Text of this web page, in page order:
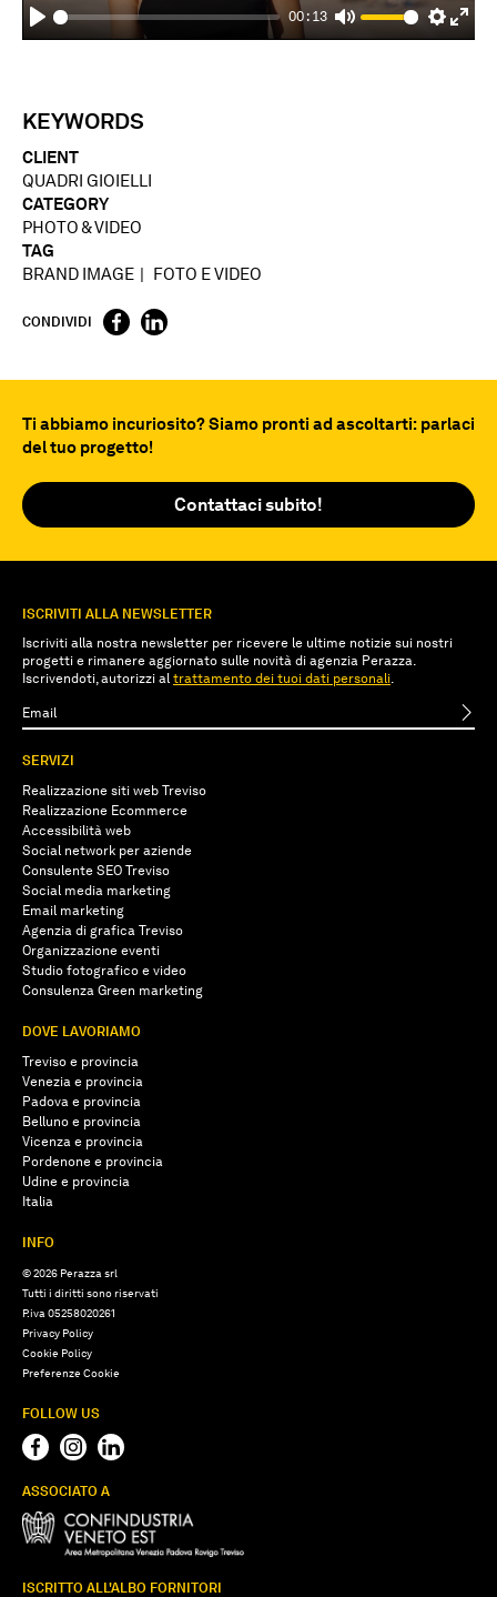
Play
00:13
Mute Settings
Enter
KEYWORDS
CLIENT
QUADRI GIOIELLI
CATEGORY
PHOTO & VIDEO
TAG
BRAND IMAGE
FOTO E VIDEO
CONDIVIDI
Ti abbiamo incuriosito? Siamo pronti ad ascoltarti: parlaci
del tuo progetto!
Contattaci subito!
ISCRIVITI ALLA NEWSLETTER
Iscriviti alla nostra newsletter per ricevere le ultime notizie sui nostri
progetti e rimanere aggiornato sulle novità di agenzia Perazza.
Iscrivendoti, autorizzi al trattamento dei tuoi dati personali.
SERVIZI
Realizzazione siti web Treviso
Realizzazione Ecommerce
Accessibilità web
Social network per aziende
Consulente SEO Treviso
Social media marketing
Email marketing
Agenzia di grafica Treviso
Organizzazione eventi
Studio fotografico e video
Consulenza Green marketing
DOVE LAVORIAMO
Treviso e provincia
Venezia e provincia
Padova e provincia
Belluno e provincia
Vicenza e provincia
Pordenone e provincia
Udine e provincia
Italia
INFO
© 2026 Perazza srl
Tutti i diritti sono riservati
P.iva 05258020261
Privacy Policy
Cookie Policy
Preferenze Cookie
FOLLOW US
ASSOCIATO A
ISCRITTO ALL'ALBO FORNITORI